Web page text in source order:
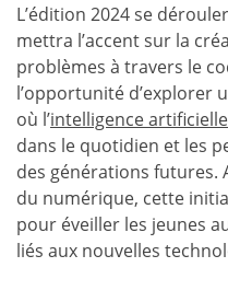
L’édition 2024 se
mettra l’accent sur la
problèmes à travers le
l’opportunité d’explorer
où l’intelligence artificielle
dans le quotidien et les
des générations futures.
du numérique, cette
pour éveiller les jeunes
liés aux nouvelles